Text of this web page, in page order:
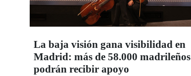
La baja visión gana visibilidad en
Madrid: más de 58.000 madrileños
podrán recibir apoyo